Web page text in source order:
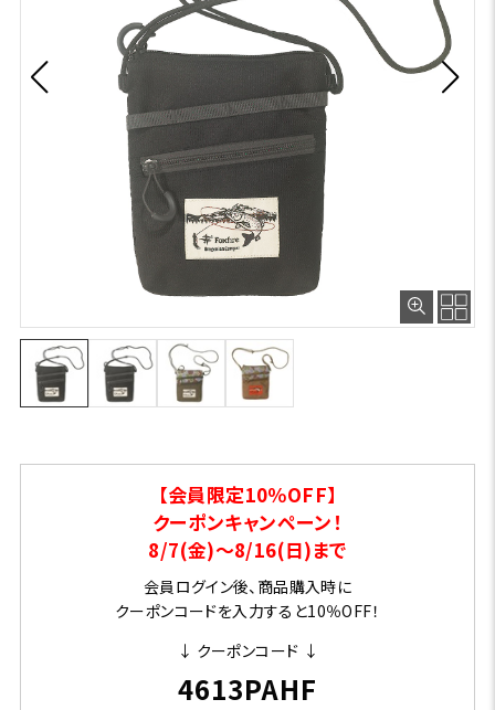
【会員限定10％OFF】
クーポンキャンペーン！
8/7(金)～8/16(日)まで
会員ログイン後、商品購入時に
クーポンコードを入力すると10％OFF！
↓ クーポンコード ↓
4613PAHF